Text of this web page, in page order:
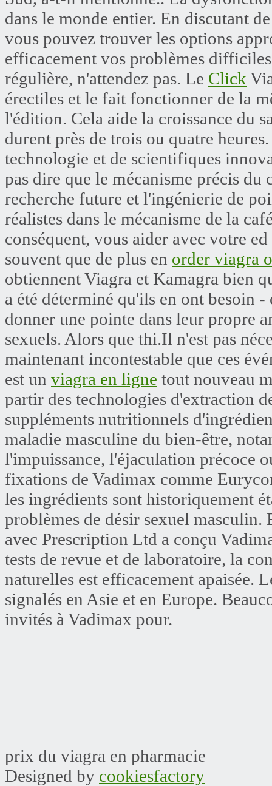
dans le monde entier. En discutant
vous pouvez trouver les options
efficacement vos problèmes
régulière, n'attendez pas. Le Click
érectiles et le fait fonctionner de la
l'édition. Cela aide la croissance du
durent près de trois ou quatre
technologie et de scientifiques
pas dire que le mécanisme précis
recherche future et l'ingénierie de
réalistes dans le mécanisme de la
conséquent, vous aider avec votre
souvent que de plus en order viagra
obtiennent Viagra et Kamagra bien
a été déterminé qu'ils en ont besoin
donner une pointe dans leur propre
sexuels. Alors que thi.Il n'est pas
maintenant incontestable que ces
est un viagra en ligne tout nouveau
partir des technologies d'extraction
suppléments nutritionnels
maladie masculine du bien-être,
l'impuissance, l'éjaculation précoce
fixations de Vadimax comme
les ingrédients sont historiquement
problèmes de désir sexuel
avec Prescription Ltd a conçu
tests de revue et de laboratoire, la
naturelles est efficacement apaisée.
signalés en Asie et en Europe.
invités à Vadimax pour.
prix du viagra en pharmacie
Designed by cookiesfactory